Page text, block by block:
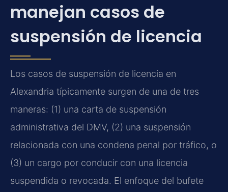
manejan casos de
suspensión de licencia
Los casos de suspensión de licencia en
Alexandria típicamente surgen de una de tres
maneras: (1) una carta de suspensión
administrativa del DMV, (2) una suspensión
relacionada con una condena penal por tráfico, o
(3) un cargo por conducir con una licencia
suspendida o revocada. El enfoque del bufete